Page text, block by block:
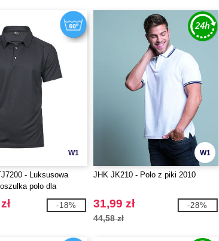
W1
- Luksusowa
polo dla
-18%
W1
JHK JK210 - Polo z piki 2010
31,99 zł
44,58 zł
-28%